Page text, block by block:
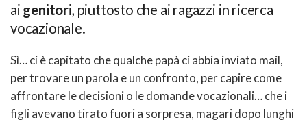
ai genitori, piuttosto che ai ragazzi in ricerca
vocazionale.
Sì… ci è capitato che qualche papà ci abbia inviato mail,
per trovare un parola e un confronto, per capire come
affrontare le decisioni o le domande vocazionali… che i
figli avevano tirato fuori a sorpresa, magari dopo lunghi